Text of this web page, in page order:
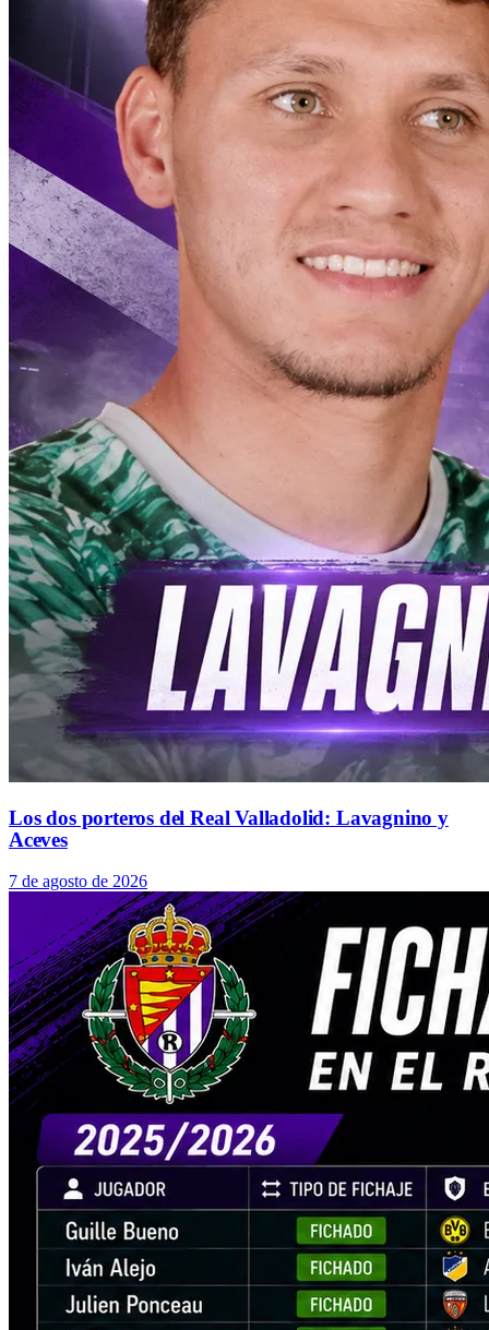
Los dos porteros del Real Valladolid: Lavagnino y
Aceves
7 de agosto de 2026